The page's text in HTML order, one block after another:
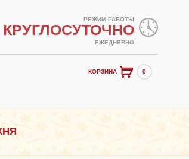
РЕЖИМ РАБОТЫ
КРУГЛОСУТОЧНО
ЕЖЕДНЕВНО
КОРЗИНА 0